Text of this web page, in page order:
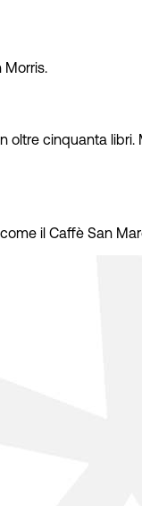
Morris.
oltre cinquanta libri.
il Caffè San